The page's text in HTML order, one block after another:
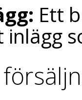
Ett
inlägg